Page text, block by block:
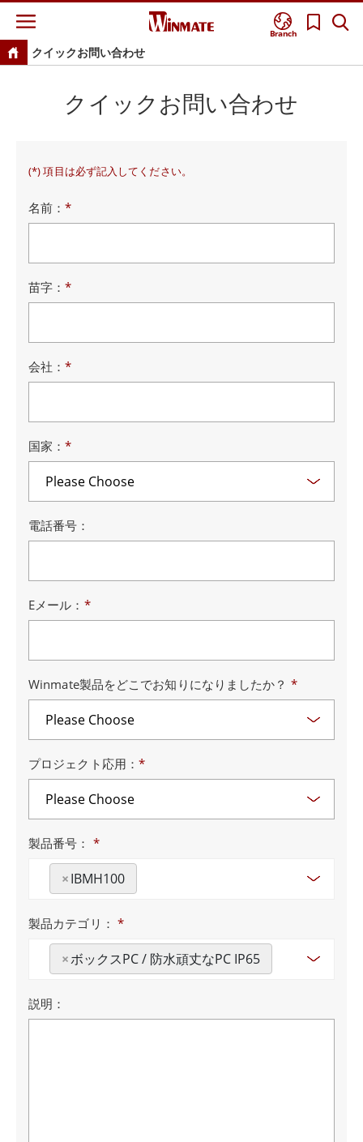
Branch
クイックお問い合わせ
クイックお問い合わせ
(*) 項目は必ず記入してください。
名前：*
苗字：*
会社：*
国家：*
電話番号：
Eメール： *
Winmate製品をどこでお知りになりましたか？ *
プロジェクト応用： *
製品番号： *
×IBMH100
製品カテゴリ： *
×ボックスPC / 防水頑丈なPC IP65
説明：